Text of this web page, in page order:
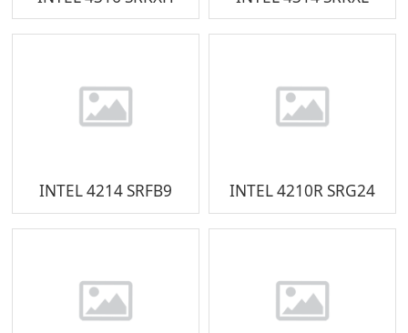
INTEL 4214 SRFB9 INTEL 4210R SRG24